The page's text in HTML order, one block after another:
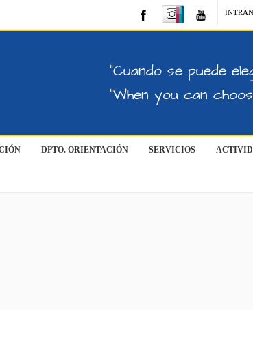
"Cuando se puede
"When you can
DPTO. ORIENTACIÓN SERVICIOS